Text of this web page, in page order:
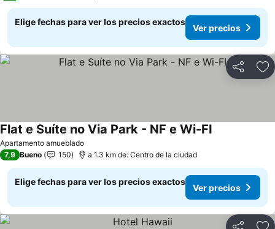
Elige fechas para ver los precios exactos
Ver precios
Compartir
Apartamento amueblado
Flat e Suíte no Via Park - NF e Wi-FI
7,9 Bueno 150 a 1.3 km de: Centro de la ciudad
Elige fechas para ver los precios exactos
Ver precios